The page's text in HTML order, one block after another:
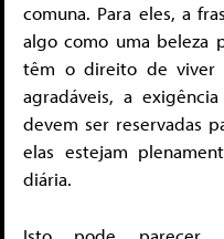
comuna. Para eles, a
algo como uma beleza
têm o direito de viver
agradáveis, a
devem ser reservadas
elas estejam
diária.